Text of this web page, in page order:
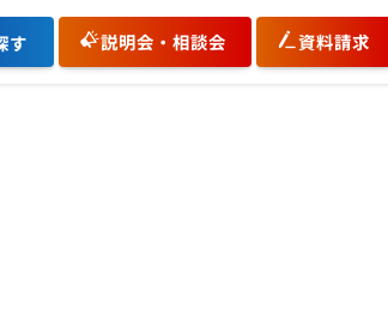
す 説明会・相談会 資料請求